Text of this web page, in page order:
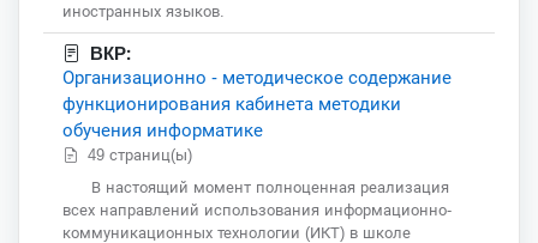
иностранных языков.
ВКР:
Организационно - методическое содержание
функционирования кабинета методики
обучения информатике
49 страниц(ы)
В настоящий момент полноценная реализация
всех направлений использования информационно-
коммуникационных технологии (ИКТ) в школе